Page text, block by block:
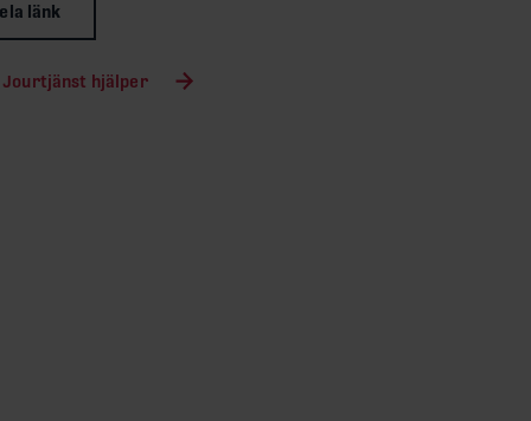
länk
Jourtjänst hjälper